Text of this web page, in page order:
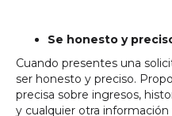
Se honesto y
Cuando presentes una
ser honesto y preciso.
precisa sobre ingresos,
y cualquier otra información